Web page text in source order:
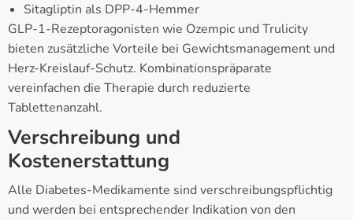
Sitagliptin als DPP-4-Hemmer
GLP-1-Rezeptoragonisten wie Ozempic und Trulicity
bieten zusätzliche Vorteile bei Gewichtsmanagement und
Herz-Kreislauf-Schutz. Kombinationspräparate
vereinfachen die Therapie durch reduzierte
Tablettenanzahl.
Verschreibung und
Kostenerstattung
Alle Diabetes-Medikamente sind verschreibungspflichtig
und werden bei entsprechender Indikation von den